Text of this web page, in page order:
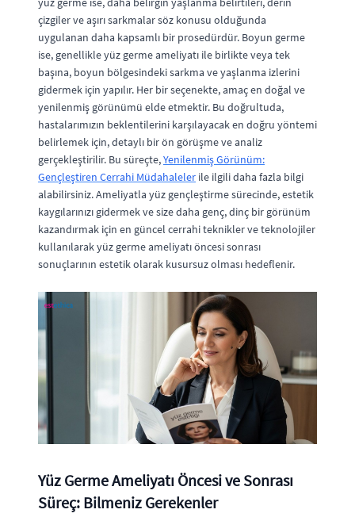
çizgiler ve aşırı sarkmalar söz konusu olduğunda
uygulanan daha kapsamlı bir prosedürdür. Boyun germe
ise, genellikle yüz germe ameliyatı ile birlikte veya tek
başına, boyun bölgesindeki sarkma ve yaşlanma izlerini
gidermek için yapılır. Her bir seçenekte, amaç en doğal ve
yenilenmiş görünümü elde etmektir. Bu doğrultuda,
hastalarımızın beklentilerini karşılayacak en doğru yöntemi
belirlemek için, detaylı bir ön görüşme ve analiz
gerçekleştirilir. Bu süreçte,Yenilenmiş Görünüm:
Gençleştiren Cerrahi Müdahaleler ile ilgili daha fazla bilgi
alabilirsiniz. Ameliyatla yüz gençleştirme sürecinde, estetik
kaygılarınızı gidermek ve size daha genç, dinç bir görünüm
kazandırmak için en güncel cerrahi teknikler ve teknolojiler
kullanılarak yüz germe ameliyatı öncesi sonrası
sonuçlarının estetik olarak kusursuz olması hedeflenir.
Yüz Germe Ameliyatı Öncesi ve Sonrası
Süreç: Bilmeniz Gerekenler